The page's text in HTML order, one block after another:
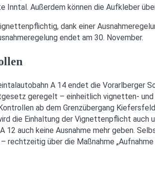
Außerdem können die Aufkleber
dank einer
endet am 30. November.
A 14 endet die Vorarlberger
geregelt – einheitlich vignetten-
ab dem Grenzübergang
die Einhaltung der Vignettenpflicht
auch keine Ausnahme mehr geben.
über die Maßnahme